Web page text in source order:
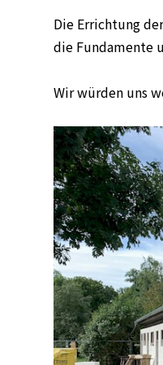
Die Errichtung
die Fundamente
Wir würden uns